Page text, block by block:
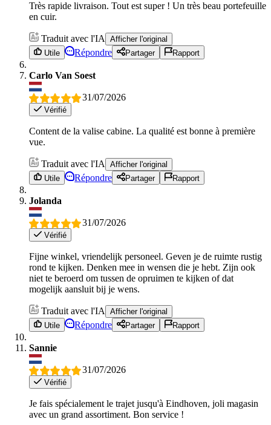
Très rapide livraison. Tout est super ! Un très beau portefeuille
en cuir.
Traduit avec l'IA
Afficher l'original
Utile
Répondre Partager Rapport
Carlo Van Soest
31/07/2026
Vérifié
Content de la valise cabine. La qualité est bonne à première
vue.
Traduit avec l'IA
Afficher l'original
Utile
Répondre Partager Rapport
Jolanda
31/07/2026
Vérifié
Fijne winkel, vriendelijk personeel. Geven je de ruimte rustig
rond te kijken. Denken mee in wensen die je hebt. Zijn ook
niet te beroerd om tussen de opruimen te kijken of dat
mogelijk aansluit bij je wens.
Traduit avec l'IA
Afficher l'original
Utile
Répondre Partager Rapport
Sannie
31/07/2026
Vérifié
Je fais spécialement le trajet jusqu'à Eindhoven, joli magasin
avec un grand assortiment. Bon service !